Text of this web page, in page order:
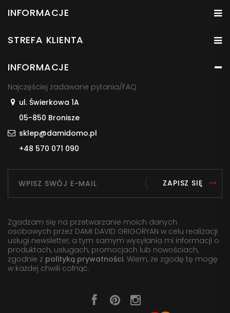
INFORMACJE
STREFA KLIENTA
INFORMACJE
Najczęściej zadawane pytania/FAQ
ul. Świerkowa 1A
05-850 Bronisze
sklep@damidomo.pl
+48 570 071 090
ZAPISZ SIĘ
Zgadzam się na przetwarzanie moich danych
osobowych przez DAMI DAVID GRIGORYAN w celu realizacji
usługi newsletter, a tym samym wysyłania mi informacji o
produktach, usługach, promocjach lub nowościach,
zgodnie z polityką prywatności. Wiem, że zgodę tę mogę
w każdej chwili cofnąć.